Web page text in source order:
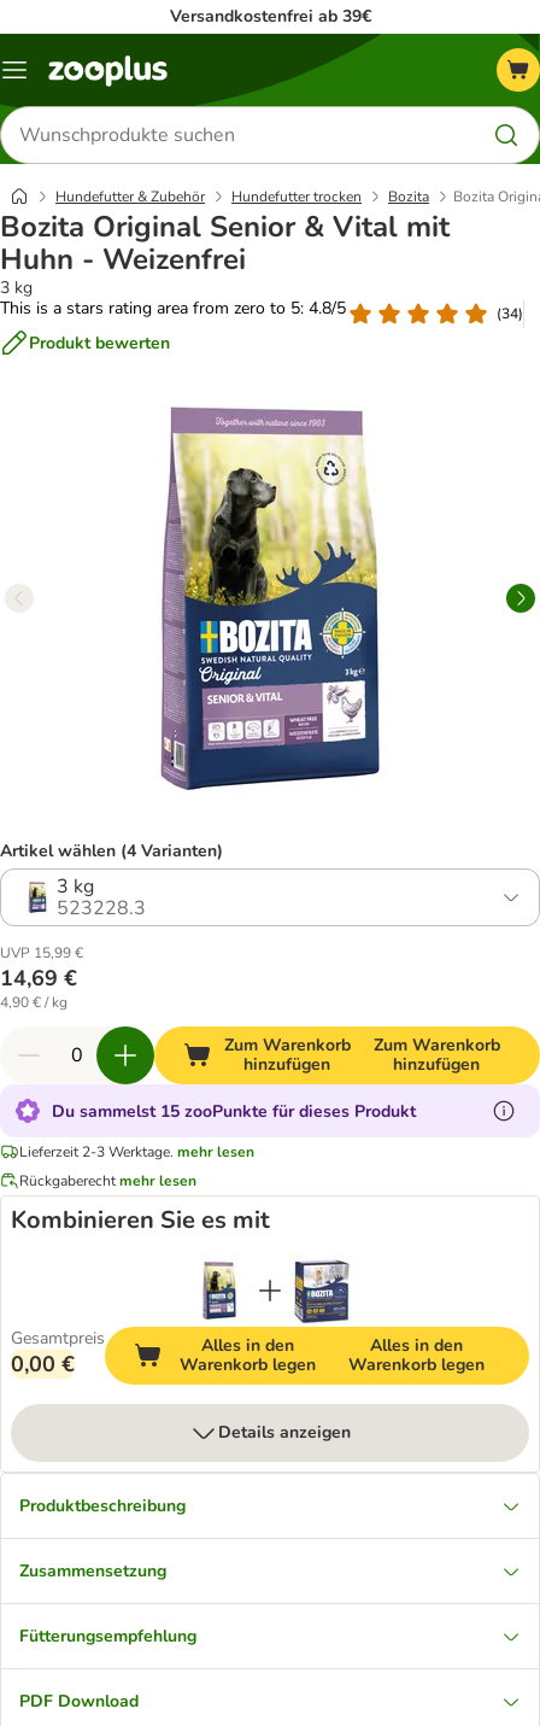
Versandkostenfrei ab 39€
Menü
Produkte
suchen
Hundefutter & Zubehör Hundefutter trocken Bozita Bozita
Bozita Original Senior & Vital mit
Huhn - Weizenfrei
3 kg
This is a stars rating area from zero to 5: 4.8/5
(34)
Produkt bewerten
Artikel wählen (4 Varianten)
3 kg
523228.3
UVP 15,99 €
14,69 €
4,90 € / kg
Zum Warenkorb
hinzufügen
Zum Warenkorb
hinzufügen
Du sammelst 15 zooPunkte für dieses Produkt
Lieferzeit 2-3 Werktage. mehr lesen
Rückgaberechtmehr lesen
Kombinieren Sie es mit
Gesamtpreis
0,00 €
Alles in den
Warenkorb legen
Alles in den
Warenkorb legen
Details anzeigen
Produktbeschreibung
Zusammensetzung
Fütterungsempfehlung
PDF Download